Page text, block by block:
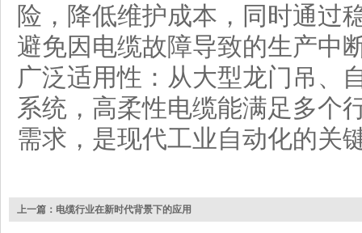
险，降低维护成本，同时通过
避免因电缆故障导致的生产中
广泛适用性：从大型龙门吊、
系统，高柔性电缆能满足多个
需求，是现代工业自动化的关
上一篇：电缆行业在新时代背景下的应用